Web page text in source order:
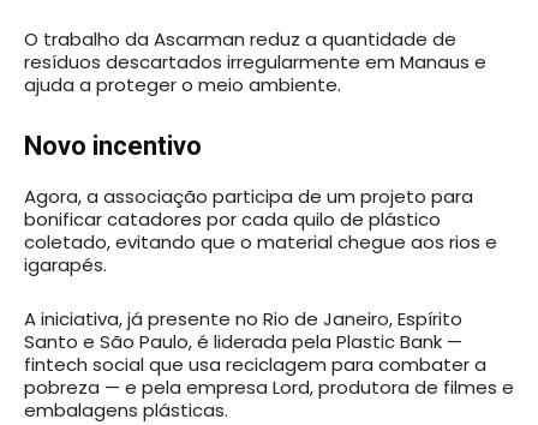
O trabalho da Ascarman reduz a quantidade de
resíduos descartados irregularmente em Manaus e
ajuda a proteger o meio ambiente.
Novo incentivo
Agora, a associação participa de um projeto para
bonificar catadores por cada quilo de plástico
coletado, evitando que o material chegue aos rios e
igarapés.
A iniciativa, já presente no Rio de Janeiro, Espírito
Santo e São Paulo, é liderada pela Plastic Bank —
fintech social que usa reciclagem para combater a
pobreza — e pela empresa Lord, produtora de filmes e
embalagens plásticas.